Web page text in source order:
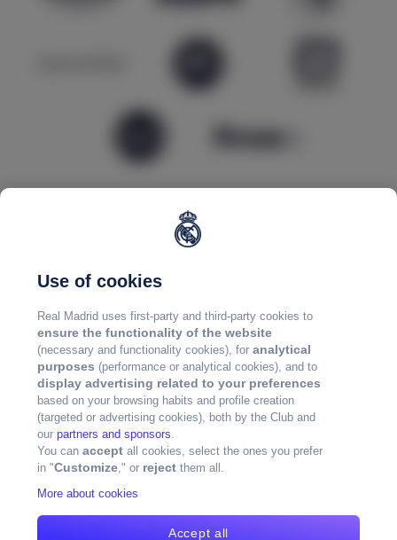
Use of cookies
Real Madrid uses first-party and third-party cookies to
ensure the functionality of the website
(necessary and functionality cookies), foranalytical
purposes (performance or analytical cookies), and to
display advertising related to your preferences
based on your browsing habits and profile creation
(targeted or advertising cookies), both by the Club and
ourpartners and sponsors.
You canaccept all cookies, select the ones you prefer
in "Customize," or reject them all.
More about cookies
Accept all